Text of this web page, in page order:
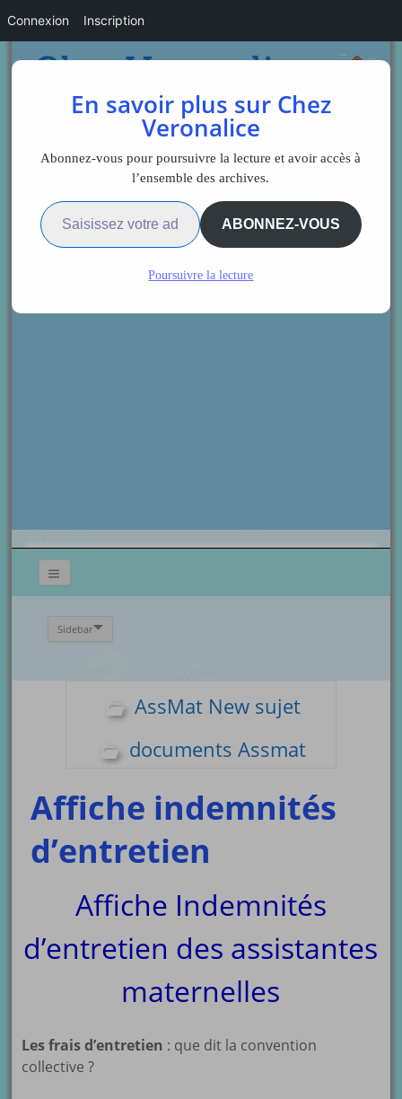
Sidebar
AssMat New sujet
documents Assmat
Affiche indemnités
d’entretien
Affiche Indemnités
d’entretien des assistantes
maternelles
Les frais d’entretien : que dit la convention
collective ?
En savoir plus sur Chez
Veronalice
Abonnez-vous pour poursuivre la lecture et avoir accès à
l’ensemble des archives.
Saisissez votre adresse e-mail…
ABONNEZ-VOUS
Poursuivre la lecture
Connexion Inscription